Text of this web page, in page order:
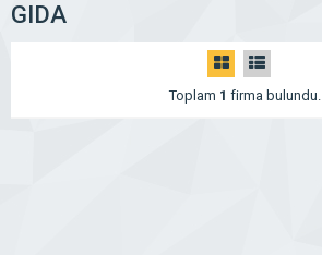
GIDA
Toplam 1 firma bulundu.